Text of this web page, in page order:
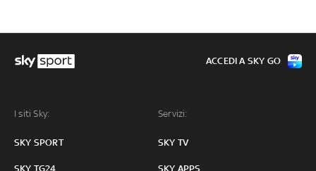
I siti Sky:
SKY SPORT
SKY TG24
Servizi:
SKY TV
SKY APPS
ACCEDI A SKY GO